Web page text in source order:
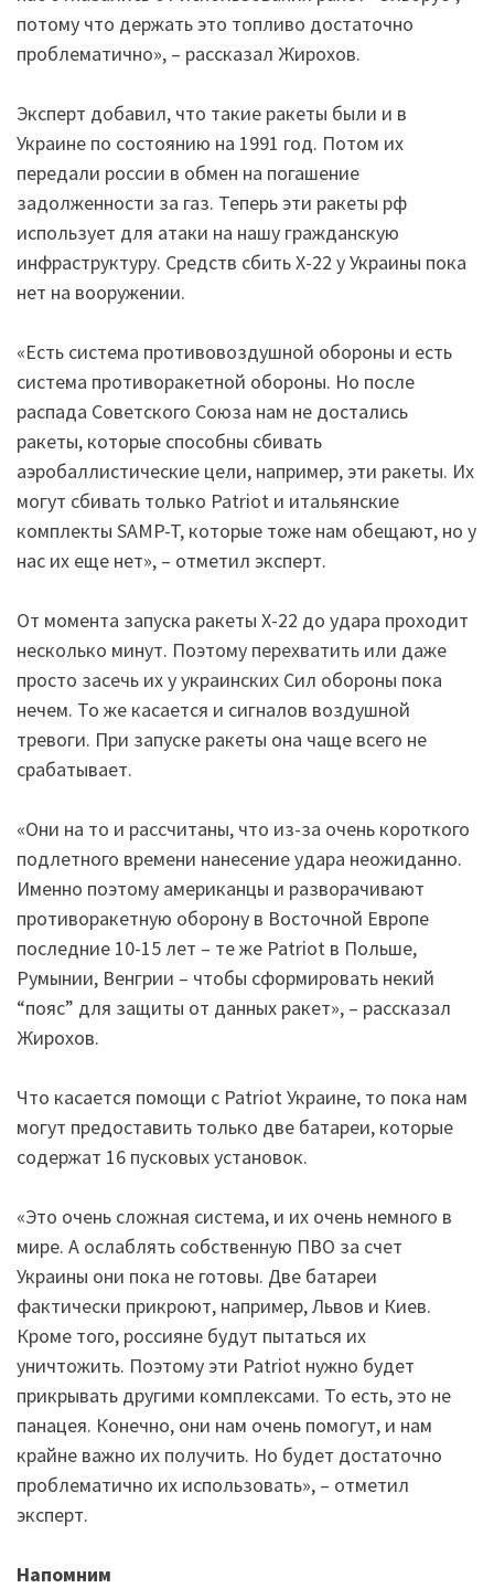
потому что держать это топливо достаточно
проблематично», – рассказал Жирохов.
Эксперт добавил, что такие ракеты были и в
Украине по состоянию на 1991 год. Потом их
передали россии в обмен на погашение
задолженности за газ. Теперь эти ракеты рф
использует для атаки на нашу гражданскую
инфраструктуру. Средств сбить Х-22 у Украины пока
нет на вооружении.
«Есть система противовоздушной обороны и есть
система противоракетной обороны. Но после
распада Советского Союза нам не достались
ракеты, которые способны сбивать
аэробаллистические цели, например, эти ракеты. Их
могут сбивать только Patriot и итальянские
комплекты SAMP-T, которые тоже нам обещают, но у
нас их еще нет», – отметил эксперт.
От момента запуска ракеты Х-22 до удара проходит
несколько минут. Поэтому перехватить или даже
просто засечь их у украинских Сил обороны пока
нечем. То же касается и сигналов воздушной
тревоги. При запуске ракеты она чаще всего не
срабатывает.
«Они на то и рассчитаны, что из-за очень короткого
подлетного времени нанесение удара неожиданно.
Именно поэтому американцы и разворачивают
противоракетную оборону в Восточной Европе
последние 10-15 лет – те же Patriot в Польше,
Румынии, Венгрии – чтобы сформировать некий
“пояс” для защиты от данных ракет», – рассказал
Жирохов.
Что касается помощи с Patriot Украине, то пока нам
могут предоставить только две батареи, которые
содержат 16 пусковых установок.
«Это очень сложная система, и их очень немного в
мире. А ослаблять собственную ПВО за счет
Украины они пока не готовы. Две батареи
фактически прикроют, например, Львов и Киев.
Кроме того, россияне будут пытаться их
уничтожить. Поэтому эти Patriot нужно будет
прикрывать другими комплексами. То есть, это не
панацея. Конечно, они нам очень помогут, и нам
крайне важно их получить. Но будет достаточно
проблематично их использовать», – отметил
эксперт.
Напомним